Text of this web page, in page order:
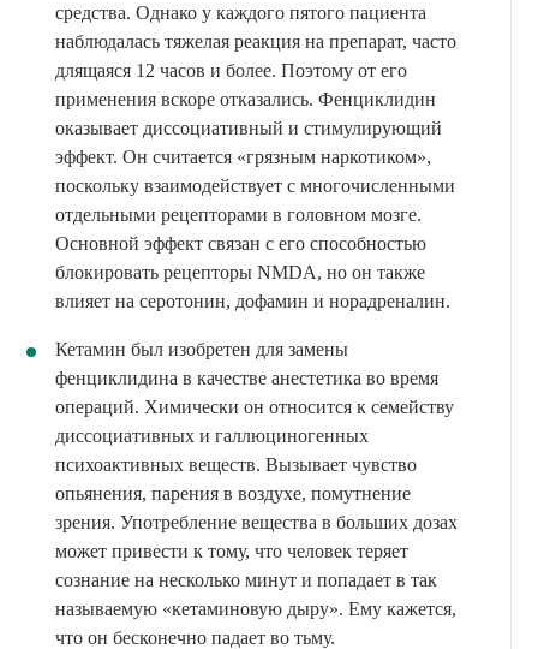
средства. Однако у каждого пятого пациента
наблюдалась тяжелая реакция на препарат, часто
длящаяся 12 часов и более. Поэтому от его
применения вскоре отказались. Фенциклидин
оказывает диссоциативный и стимулирующий
эффект. Он считается «грязным наркотиком»,
поскольку взаимодействует с многочисленными
отдельными рецепторами в головном мозге.
Основной эффект связан с его способностью
блокировать рецепторы NMDA, но он также
влияет на серотонин, дофамин и норадреналин.
Кетамин был изобретен для замены
фенциклидина в качестве анестетика во время
операций. Химически он относится к семейству
диссоциативных и галлюциногенных
психоактивных веществ. Вызывает чувство
опьянения, парения в воздухе, помутнение
зрения. Употребление вещества в больших дозах
может привести к тому, что человек теряет
сознание на несколько минут и попадает в так
называемую «кетаминовую дыру». Ему кажется,
что он бесконечно падает во тьму.